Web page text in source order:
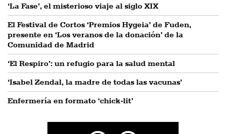
‘La Fase’, el misterioso viaje al siglo XIX
El Festival de Cortos ‘Premios Hygeia’ de Fuden,
presente en ‘Los veranos de la donación’ de la
Comunidad de Madrid
‘El Respiro’: un refugio para la salud mental
‘Isabel Zendal, la madre de todas las vacunas’
Enfermería en formato ‘chick-lit’